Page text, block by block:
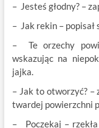
– Jesteś głodny? –
– Jak rekin –
– Te orzechy
wskazując na
jajka.
– Jak to otworzyć? –
twardej powierzchni
– Poczekaj – rzekła